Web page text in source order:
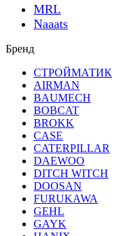
MRL
Naaats
Бренд
СТРОЙМАТИК
AIRMAN
BAUMECH
BOBCAT
BROKK
CASE
CATERPILLAR
DAEWOO
DITCH WITCH
DOOSAN
FURUKAWA
GEHL
GAYK